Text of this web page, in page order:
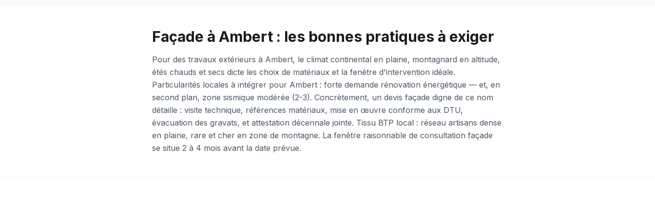
Façade à Ambert : les bonnes pratiques à exiger
Pour des travaux extérieurs à Ambert, le climat continental en plaine, montagnard en altitude,
étés chauds et secs dicte les choix de matériaux et la fenêtre d'intervention idéale.
Particularités locales à intégrer pour Ambert : forte demande rénovation énergétique — et, en
second plan, zone sismique modérée (2-3). Concrètement, un devis façade digne de ce nom
détaille : visite technique, références matériaux, mise en œuvre conforme aux DTU,
évacuation des gravats, et attestation décennale jointe. Tissu BTP local : réseau artisans dense
en plaine, rare et cher en zone de montagne. La fenêtre raisonnable de consultation façade
se situe 2 à 4 mois avant la date prévue.